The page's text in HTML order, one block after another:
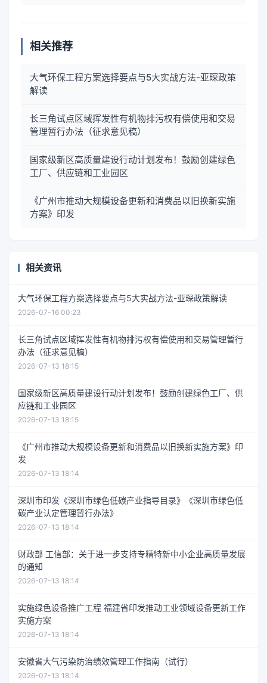
相关推荐
大气环保工程方案选择要点与5大实战方法-亚琛政策
解读
长三角试点区域挥发性有机物排污权有偿使用和交易
管理暂行办法（征求意见稿）
国家级新区高质量建设行动计划发布！鼓励创建绿色
工厂、供应链和工业园区
《广州市推动大规模设备更新和消费品以旧换新实施
方案》印发
相关资讯
大气环保工程方案选择要点与5大实战方法-亚琛政策解读
2026-07-16 00:23
长三角试点区域挥发性有机物排污权有偿使用和交易管理暂行
办法（征求意见稿）
2026-07-13 18:15
国家级新区高质量建设行动计划发布！鼓励创建绿色工厂、供
应链和工业园区
2026-07-13 18:15
《广州市推动大规模设备更新和消费品以旧换新实施方案》印
发
2026-07-13 18:14
深圳市印发《深圳市绿色低碳产业指导目录》《深圳市绿色低
碳产业认定管理暂行办法》
2026-07-13 18:14
财政部 工信部：关于进一步支持专精特新中小企业高质量发展
的通知
2026-07-13 18:14
实施绿色设备推广工程 福建省印发推动工业领域设备更新工作
实施方案
2026-07-13 18:14
安徽省大气污染防治绩效管理工作指南（试行）
2026-07-13 18:14